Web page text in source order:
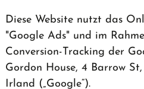
Diese Website nutzt das
"Google Ads" und im
Conversion-Tracking der
Gordon House, 4 Barrow
Irland („Google“).